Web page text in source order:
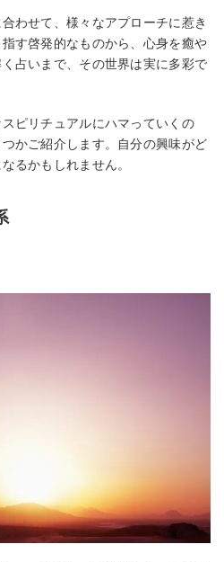
わせて、様々なアプローチに惹き
す啓発的なものから、心身を癒や
占いまで、その世界は実に多彩で
ピリチュアルにハマっていくの
かご紹介します。自分の興味がど
るかもしれません。